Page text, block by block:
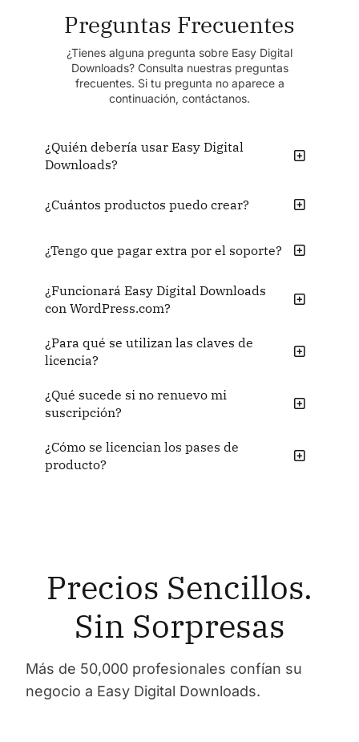
Preguntas Frecuentes
¿Tienes alguna pregunta sobre Easy Digital
Downloads? Consulta nuestras preguntas
frecuentes. Si tu pregunta no aparece a
continuación, contáctanos.
¿Quién debería usar Easy Digital
Downloads?
¿Cuántos productos puedo crear?
¿Tengo que pagar extra por el soporte?
¿Funcionará Easy Digital Downloads
con WordPress.com?
¿Para qué se utilizan las claves de
licencia?
¿Qué sucede si no renuevo mi
suscripción?
¿Cómo se licencian los pases de
producto?
Precios Sencillos.
Sin Sorpresas
Más de 50,000 profesionales confían su
negocio a Easy Digital Downloads.